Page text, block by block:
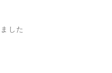
した